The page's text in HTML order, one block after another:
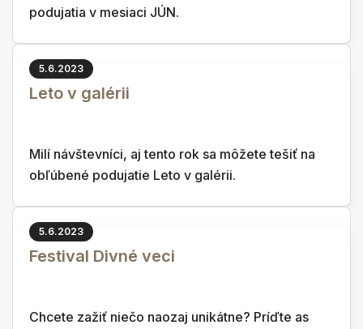
podujatia v mesiaci JÚN.
5.6.2023
Leto v galérii
Milí návštevníci, aj tento rok sa môžete tešiť na
obľúbené podujatie Leto v galérii.
5.6.2023
Festival Divné veci
Chcete zažiť niečo naozaj unikátne? Príďte as